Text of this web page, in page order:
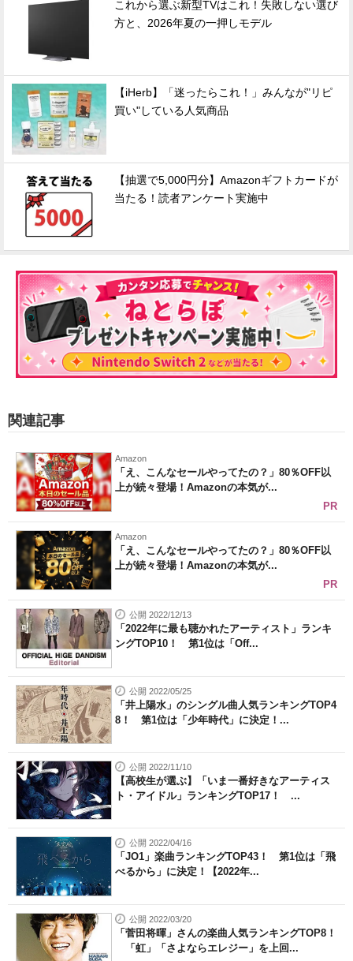
これから選ぶ新型TVはこれ！失敗しない選び
方と、2026年夏の一押しモデル
【iHerb】「迷ったらこれ！」みんなが"リピ
買い"している人気商品
【抽選で5,000円分】Amazonギフトカードが
当たる！読者アンケート実施中
関連記事
Amazon
「え、こんなセールやってたの？」80％OFF以
上が続々登場！Amazonの本気が...
PR
Amazon
「え、こんなセールやってたの？」80％OFF以
上が続々登場！Amazonの本気が...
PR
公開 2022/12/13
「2022年に最も聴かれたアーティスト」ランキ
ングTOP10！ 第1位は「Off...
公開 2022/05/25
「井上陽水」のシングル曲人気ランキングTOP4
8！ 第1位は「少年時代」に決定！...
公開 2022/11/10
【高校生が選ぶ】「いま一番好きなアーティス
ト・アイドル」ランキングTOP17！ ...
公開 2022/04/16
「JO1」楽曲ランキングTOP43！ 第1位は「飛
べるから」に決定！【2022年...
公開 2022/03/20
「菅田将暉」さんの楽曲人気ランキングTOP8！
「虹」「さよならエレジー」を上回...